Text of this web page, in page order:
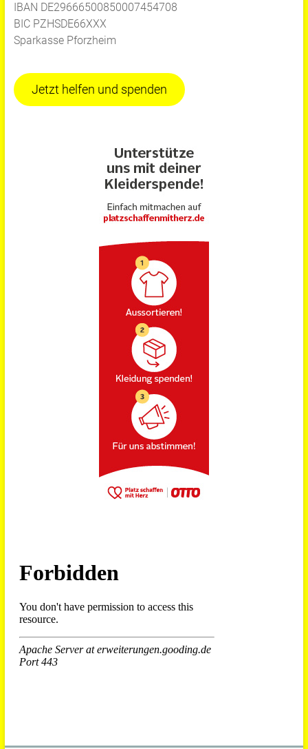
IBAN DE29666500850007454708
BIC PZHSDE66XXX
Sparkasse Pforzheim
Jetzt helfen und spenden